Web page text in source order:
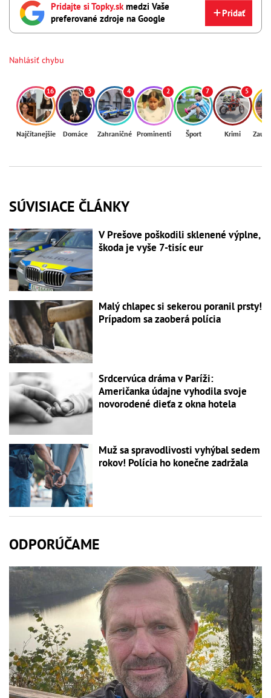
Pridajte si Topky.skmedzi Vaše
preferované zdroje na Google
Pridať
Nahlásiť chybu
16
Najčítanejšie
3
Domáce
4
Zahraničné
2
Prominenti
7
Šport
5
Krimi
SÚVISIACE ČLÁNKY
V Prešove poškodili sklenené výplne,
škoda je vyše 7-tisíc eur
Malý chlapec si sekerou poranil prsty!
Prípadom sa zaoberá polícia
Srdcervúca dráma v Paríži:
Američanka údajne vyhodila svoje
novorodené dieťa z okna hotela
Muž sa spravodlivosti vyhýbal sedem
rokov! Polícia ho konečne zadržala
ODPORÚČAME